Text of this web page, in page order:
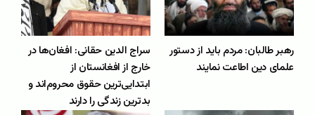
رهبر طالبان: مردم باید از دستور
علمای دین اطاعت نمایند
سراج الدین حقانی: افغان‌ها در
خارج از افغانستان از
ابتدایی‌ترین حقوق محروم‌اند و
بدترین زندگی را دارند